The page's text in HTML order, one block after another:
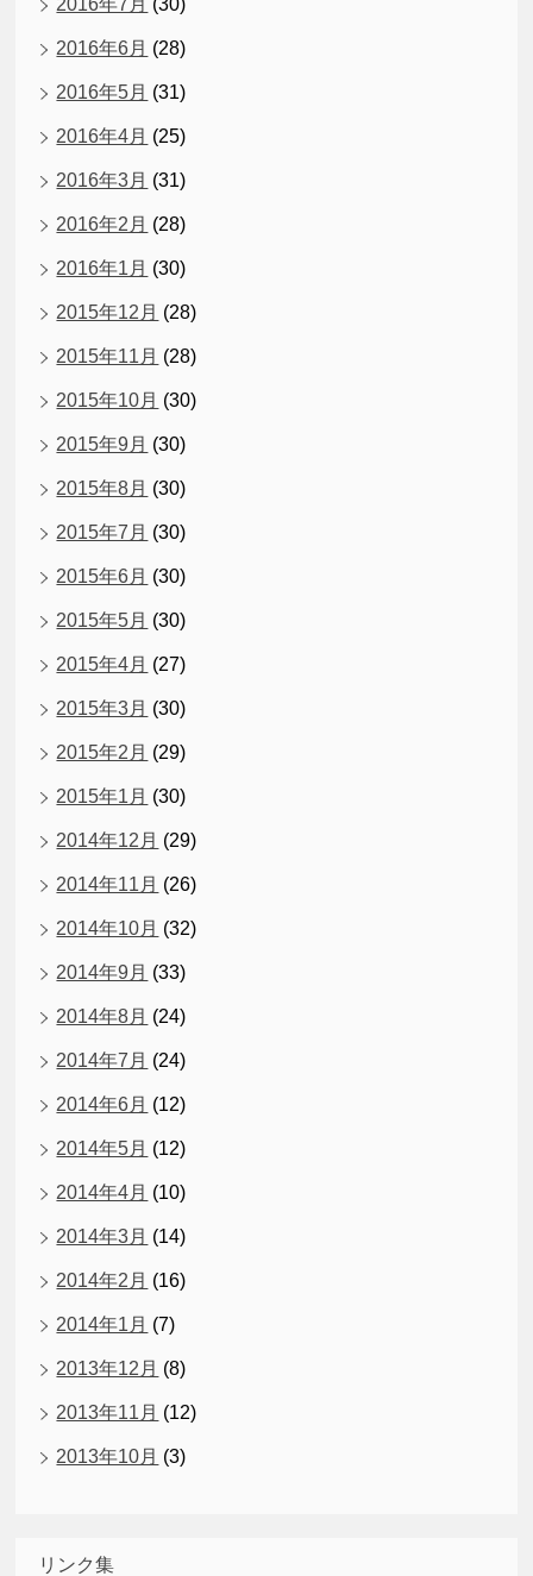
2016年7月 (30)
2016年6月 (28)
2016年5月 (31)
2016年4月 (25)
2016年3月 (31)
2016年2月 (28)
2016年1月 (30)
2015年12月 (28)
2015年11月 (28)
2015年10月 (30)
2015年9月 (30)
2015年8月 (30)
2015年7月 (30)
2015年6月 (30)
2015年5月 (30)
2015年4月 (27)
2015年3月 (30)
2015年2月 (29)
2015年1月 (30)
2014年12月 (29)
2014年11月 (26)
2014年10月 (32)
2014年9月 (33)
2014年8月 (24)
2014年7月 (24)
2014年6月 (12)
2014年5月 (12)
2014年4月 (10)
2014年3月 (14)
2014年2月 (16)
2014年1月 (7)
2013年12月 (8)
2013年11月 (12)
2013年10月 (3)
リンク集